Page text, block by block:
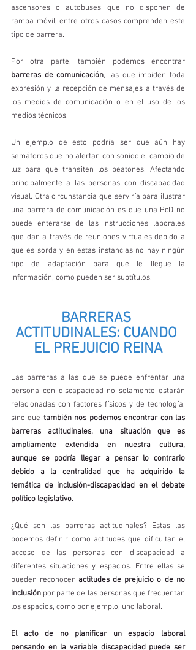
ascensores o autobuses que no disponen de
rampa móvil, entre otros casos comprenden este
tipo de barrera.
barreras de comunicación, las que impiden toda
expresión y la recepción de mensajes a través de
los medios de comunicación o en el uso de los
medios técnicos.
Un ejemplo de esto podría ser que aún hay
semáforos que no alertan con sonido el cambio de
luz para que transiten los peatones. Afectando
principalmente a las personas con discapacidad
visual. Otra circunstancia que serviría para ilustrar
una barrera de comunicación es que una PcD no
puede enterarse de las instrucciones laborales
que dan a través de reuniones virtuales debido a
que es sorda y en estas instancias no hay ningún
tipo de adaptación para que le llegue la
información, como pueden ser subtítulos.
BARRERAS
ACTITUDINALES: CUANDO
EL PREJUICIO REINA
Las barreras a las que se puede enfrentar una
persona con discapacidad no solamente estarán
relacionadas con factores físicos y de tecnología,
sino que también nos podemos encontrar con las
barreras actitudinales, una situación que es
ampliamente extendida en nuestra cultura,
aunque se podría llegar a pensar lo contrario
debido a la centralidad que ha adquirido la
temática de inclusión-discapacidad en el debate
político legislativo.
¿Qué son las barreras actitudinales? Estas las
podemos definir como actitudes que dificultan el
acceso de las personas con discapacidad a
diferentes situaciones y espacios. Entre ellas se
pueden reconocer actitudes de prejuicio o de no
inclusión por parte de las personas que frecuentan
los espacios, como por ejemplo, uno laboral.
El acto de no planificar un espacio laboral
pensando en la variable discapacidad puede ser